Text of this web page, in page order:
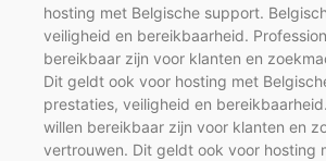
hosting met Belgische support.
veiligheid en bereikbaarheid.
bereikbaar zijn voor klanten en
Dit geldt ook voor hosting met
prestaties, veiligheid en
willen bereikbaar zijn voor klanten en
vertrouwen. Dit geldt ook voor hosting